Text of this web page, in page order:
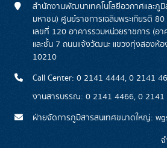
สำนักงานพัฒนาเทคโนโลยีอวกาศและภู
มหาชน) ศูนย์ราชการเฉลิมพระเกียรติ
เลขที่ 120 อาคารรวมหน่วยราชการ (อ
และชั้น 7 ถนนแจ้งวัฒนะ แขวงทุ่งสองห้
10210
Call Center: 0 2141 4444, 0 2141
งานสารบรรณ: 0 2141 4466, 0 2141
ฝ่ายจัดการภูมิสารสนเทศขนาดใหญ่: